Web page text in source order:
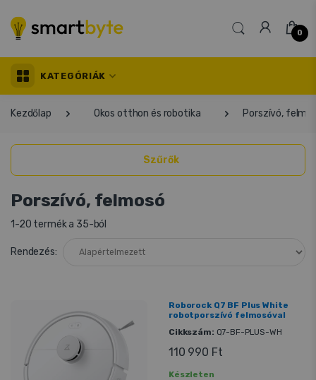
0
KATEGÓRIÁK
Kezdőlap Okos otthon és robotika Porszívó,
Szűrők
Porszívó, felmosó
1-20 termék a 35-ból
Rendezés:
Roborock Q7 BF Plus White
robotporszívó felmosóval
Cikkszám: Q7-BF-PLUS-WH
110 990 Ft
Készleten